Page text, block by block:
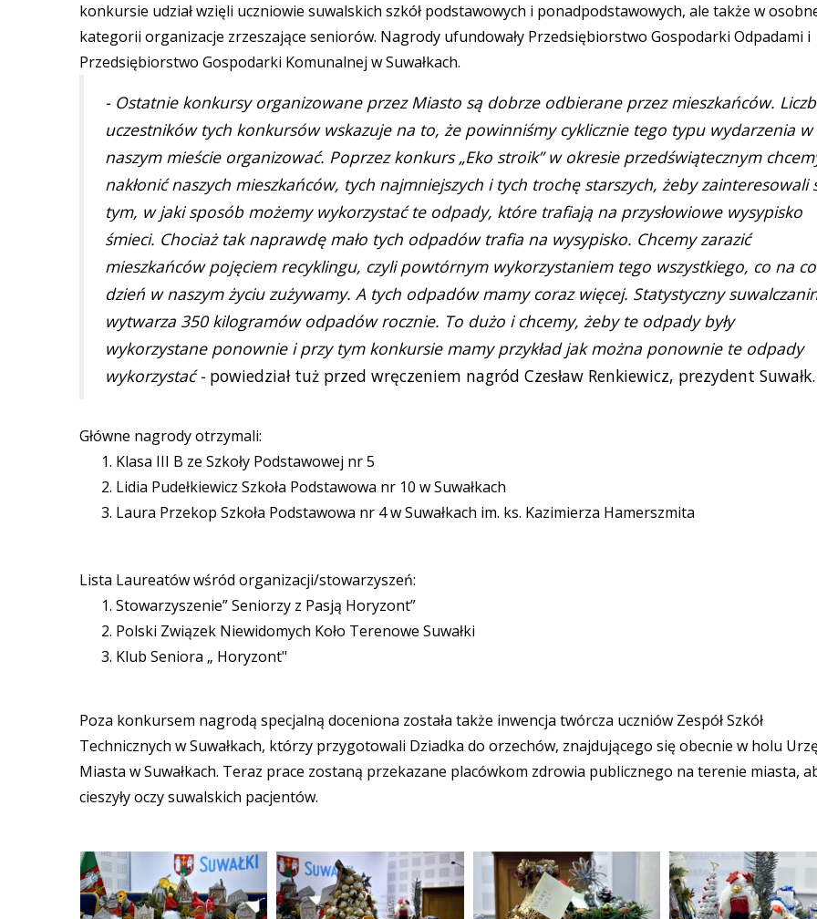
konkursie udział wzięli uczniowie suwalskich szkół podstawowych i ponadpodstawowych, ale także w
kategorii organizacje zrzeszające seniorów. Nagrody ufundowały Przedsiębiorstwo Gospodarki Odpadami i
Przedsiębiorstwo Gospodarki Komunalnej w Suwałkach.
- Ostatnie konkursy organizowane przez Miasto są dobrze odbierane przez mieszkańców.
uczestników tych konkursów wskazuje na to, że powinniśmy cyklicznie tego typu wydarzenia w
naszym mieście organizować. Poprzez konkurs „Eko stroik” w okresie przedświątecznym
nakłonić naszych mieszkańców, tych najmniejszych i tych trochę starszych, żeby zainteresowali
tym, w jaki sposób możemy wykorzystać te odpady, które trafiają na przysłowiowe wysypisko
śmieci. Chociaż tak naprawdę mało tych odpadów trafia na wysypisko. Chcemy zarazić
mieszkańców pojęciem recyklingu, czyli powtórnym wykorzystaniem tego wszystkiego, co na co
dzień w naszym życiu zużywamy. A tych odpadów mamy coraz więcej. Statystyczny
wytwarza 350 kilogramów odpadów rocznie. To dużo i chcemy, żeby te odpady były
wykorzystane ponownie i przy tym konkursie mamy przykład jak można ponownie te odpady
wykorzystać - powiedział tuż przed wręczeniem nagród Czesław Renkiewicz, prezydent Suwałk.
Główne nagrody otrzymali:
Klasa III B ze Szkoły Podstawowej nr 5
Lidia Pudełkiewicz Szkoła Podstawowa nr 10 w Suwałkach
Laura Przekop Szkoła Podstawowa nr 4 w Suwałkach im. ks. Kazimierza Hamerszmita
Lista Laureatów wśród organizacji/stowarzyszeń:
Stowarzyszenie” Seniorzy z Pasją Horyzont”
Polski Związek Niewidomych Koło Terenowe Suwałki
Klub Seniora „ Horyzont"
Poza konkursem nagrodą specjalną doceniona została także inwencja twórcza uczniów Zespół Szkół
Technicznych w Suwałkach, którzy przygotowali Dziadka do orzechów, znajdującego się obecnie w holu
Miasta w Suwałkach. Teraz prace zostaną przekazane placówkom zdrowia publicznego na terenie miasta,
cieszyły oczy suwalskich pacjentów.